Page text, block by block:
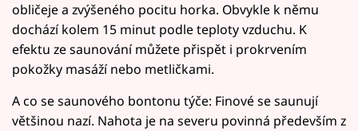
obličeje a zvýšeného pocitu horka. Obvykle k němu
dochází kolem 15 minut podle teploty vzduchu. K
efektu ze saunování můžete přispět i prokrvením
pokožky masáží nebo metličkami.
A co se saunového bontonu týče: Finové se saunují
většinou nazí. Nahota je na severu povinná především z